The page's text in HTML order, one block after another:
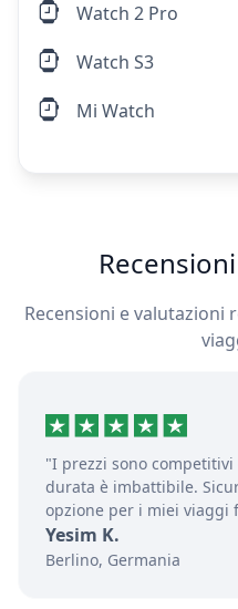
Watch 2 Pro
Watch S3
Mi Watch
Recensioni e valutazioni
"I prezzi sono
durata è imbattibile.
opzione per i miei viaggi
Yesim K.
Berlino, Germania